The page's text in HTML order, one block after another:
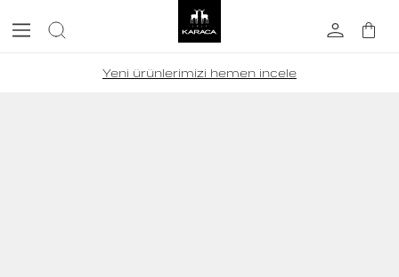
Yeni ürünlerimizi hemen incele